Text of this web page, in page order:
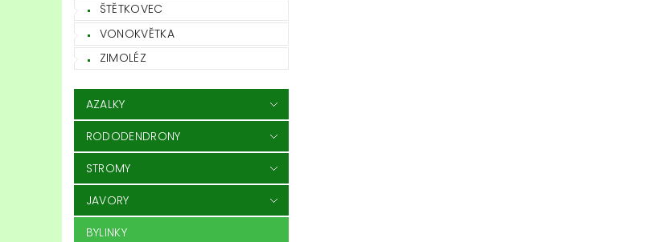
ŠTĚTKOVEC
VONOKVĚTKA
ZIMOLÉZ
AZALKY
RODODENDRONY
STROMY
JAVORY
BYLINKY